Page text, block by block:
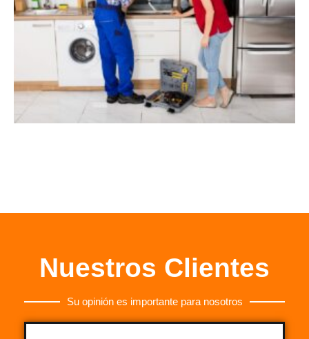
Nuestros Clientes
Su opinión es importante para nosotros